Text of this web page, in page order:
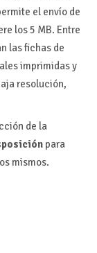
el envío de
los 5 MB. Entre
las fichas de
imprimidas y
resolución,
de la
para
mismos.